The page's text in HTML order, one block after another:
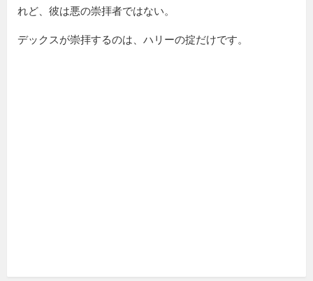
れど、彼は悪の崇拝者ではない。
デックスが崇拝するのは、ハリーの掟だけです。